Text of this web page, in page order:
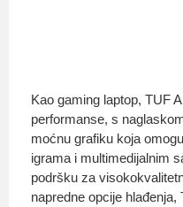
Kao gaming laptop, TUF
performanse, s
moćnu grafiku koja
igrama i multimedijalnim
podršku za
napredne opcije